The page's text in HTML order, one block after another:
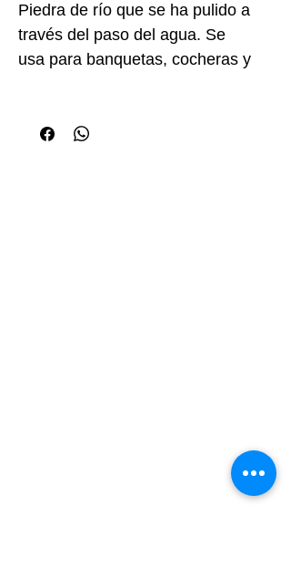
Piedra de río que se ha pulido a
través del paso del agua. Se
usa para banquetas, cocheras y